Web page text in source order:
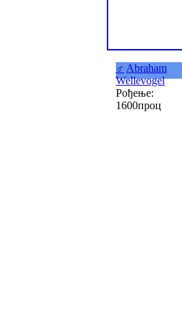
♂ Abraham
Wellevogel
Рођење:
1600проц